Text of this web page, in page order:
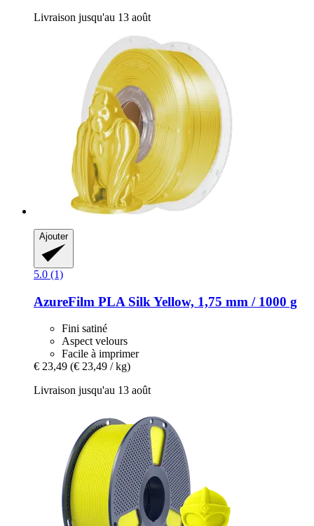
Livraison jusqu'au 13 août
Ajouter
5.0 (1)
AzureFilm PLA Silk Yellow, 1,75 mm / 1000 g
Fini satiné
Aspect velours
Facile à imprimer
€ 23,49 (€ 23,49 / kg)
Livraison jusqu'au 13 août